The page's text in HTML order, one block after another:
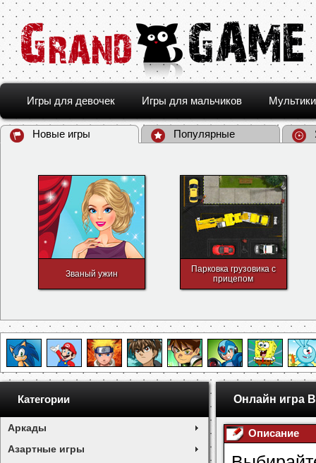
Игры для девочек Игры для мальчиков Мультики
Новые игры Популярные
Званый ужин
Парковка грузовика с
прицепом
Категории
Аркады
Азартные игры
Онлайн игра
Описание